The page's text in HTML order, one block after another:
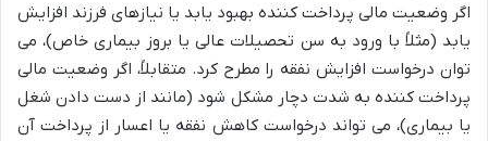
اگر وضعیت مالی پرداخت کننده بهبود یابد یا نیازهای فرزند افزایش
یابد (مثلاً با ورود به سن تحصیلات عالی یا بروز بیماری خاص)، می
توان درخواست افزایش نفقه را مطرح کرد. متقابلاً، اگر وضعیت مالی
پرداخت کننده به شدت دچار مشکل شود (مانند از دست دادن شغل
یا بیماری)، می تواند درخواست کاهش نفقه یا اعسار از پرداخت آن